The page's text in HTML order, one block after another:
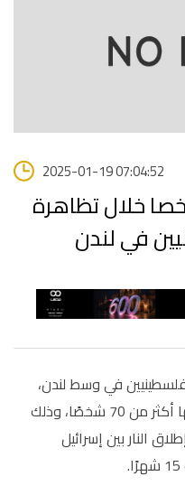
2025-01-19 07:04:52
أكثر من 70 شخصا خلال تظاهرة
في لندن
في وسط لندن،
اليوم الأحد، في تظاهرة اعتُقل خلالها أكثر من 70 شخصًا، وذلك
النار بين إسرائيل